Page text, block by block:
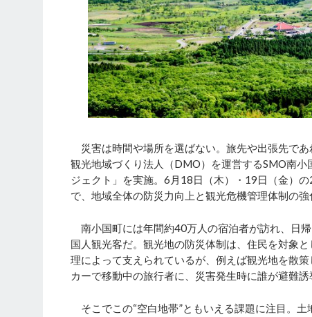
災害は時間や場所を選ばない。旅先や出張先で
観光地域づくり法人（DMO）を運営するSMO南
ジェクト」を実施。6月18日（木）・19日（金）
で、地域全体の防災力向上と観光危機管理体制の強
南小国町には年間約40万人の宿泊者が訪れ、日
国人観光客だ。観光地の防災体制は、住民を対象
理によって支えられているが、例えば観光地を散
カーで移動中の旅行者に、災害発生時に誰が避難
そこでこの“空白地帯”ともいえる課題に注目。